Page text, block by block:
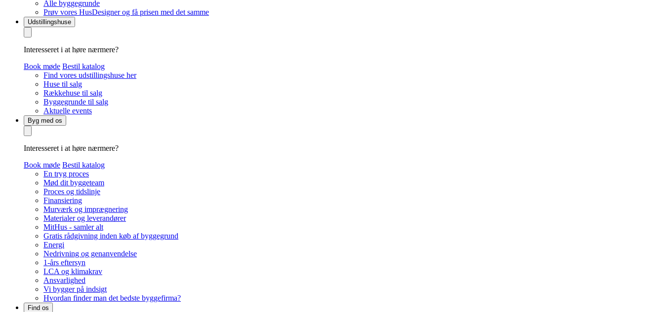
Alle byggegrunde
Prøv vores HusDesigner og få prisen med det samme
Udstillingshuse
Interesseret i at høre nærmere?
Book møde Bestil katalog
Find vores udstillingshuse her
Huse til salg
Rækkehuse til salg
Byggegrunde til salg
Aktuelle events
Byg med os
Interesseret i at høre nærmere?
Book møde Bestil katalog
En tryg proces
Mød dit byggeteam
Proces og tidslinje
Finansiering
Murværk og imprægnering
Materialer og leverandører
MitHus - samler alt
Gratis rådgivning inden køb af byggegrund
Energi
Nedrivning og genanvendelse
1-års eftersyn
LCA og klimakrav
Ansvarlighed
Vi bygger på indsigt
Hvordan finder man det bedste byggefirma?
Find os